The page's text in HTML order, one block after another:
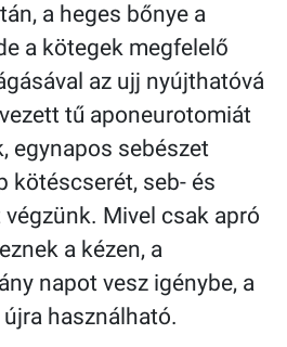
a heges bőnye a
a kötegek megfelelő
az ujj nyújthatóvá
tű aponeurotomiát
egynapos sebészet
kötéscserét, seb- és
Mivel csak apró
a kézen, a
napot vesz igénybe, a
használható.